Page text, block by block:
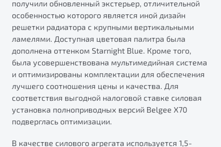
Элегантный и практичный седан
от 1 699 990 ₽*
Обзор В наличии
X70
Узнайте о специальных выгодах при покупке
Подробно
Тест-драйв
Будьте еще более уверены на дорогах с программой
"Помощь на дорогах"
получили обновленный экстерьер, отличительной
особенностью которого является иной дизайн
решетки радиатора с крупными вертикальными
ламелями. Доступная цветовая палитра была
дополнена оттенком Starnight Blue. Кроме того,
была усовершенствована мультимедийная система
и оптимизированы комплектации для обеспечения
лучшего соотношения цены и качества. Для
соответствия выгодной налоговой ставке силовая
установка полноприводных версий Belgee X70
подверглась оптимизации.
В качестве силового агрегата используется 1,5-